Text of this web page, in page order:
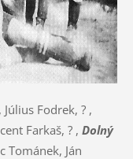
Július Fodrek, ? ,
Farkaš, ? , Dolný
Tománek, Ján